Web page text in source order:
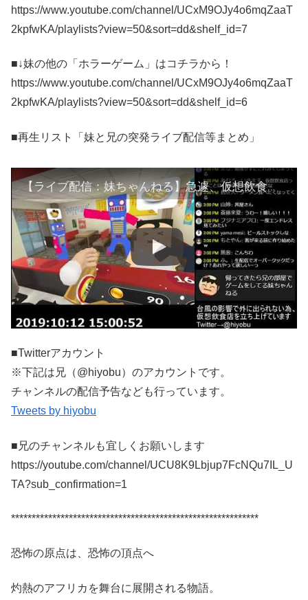
https://www.youtube.com/channel/UCxM9OJy4o6mqZaaT
2kpfwKA/playlists?view=50&sort=dd&shelf_id=7
■↓妹の他の「ホラーゲーム」はコチラから！
https://www.youtube.com/channel/UCxM9OJy4o6mqZaaT
2kpfwKA/playlists?view=50&sort=dd&shelf_id=6
■再生リスト「妹と兄の突発ライブ配信等まとめ」
【ライブ配信：妹ちゃんねる】急遽、仮想飲食店を立ち上げます。【妹の カウンターファイト 他】
■Twitterアカウント
※下記は兄（@hiyobu）のアカウントです。
チャンネルの配信予告なども行っています。
Tweets by hiyobu
■兄のチャンネルも宜しくお願いします
https://youtube.com/channel/UCU8K9Lbjup7FcNQu7IL_U
TA?sub_confirmation=1
************************************************************
恐怖の原点は、恐怖の頂点へ
灼熱のアフリカを舞台に展開される物語。